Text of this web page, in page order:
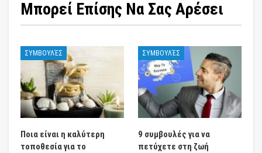
Μπορεί Επίσης Να Σας Αρέσει
ΣΥΜΒΟΥΛΈΣ
Ποια είναι η καλύτερη
τοποθεσία για το
ΣΥΜΒΟΥΛΈΣ
9 συμβουλές για να
πετύχετε στη ζωή